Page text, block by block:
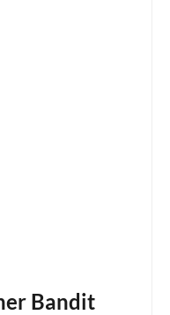
Bandit